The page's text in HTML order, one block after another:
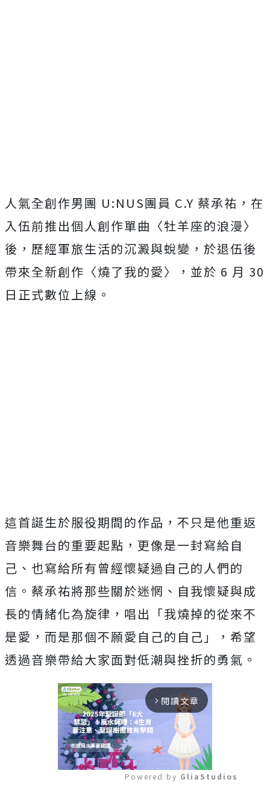
人氣全創作男團 U:NUS團員 C.Y 蔡承祐，在
入伍前推出個人創作單曲〈牡羊座的浪漫〉
後， 歷經軍旅生活的沉澱與蛻變，於退伍後
帶來全新創作〈燒了我的愛〉
，並於 6 月 30
日正式數位上線。
這首誕生於服役期間的作品， 不只是他重返
音樂舞台的重要起點，更像是一封寫給自
己、 也寫給所有曾經懷疑過自己的人們的
信。蔡承祐將那些關於迷惘、 自我懷疑與成
長的情緒化為旋律，唱出「我燒掉的從來不
是愛， 而是那個不願愛自己的自己」， 希望
透過音樂帶給大家面對低潮與挫折的勇氣。
arrow_forward_ios 閱讀文章
Powered by GliaStudios